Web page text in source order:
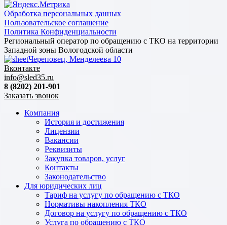
Обработка персональных данных
Пользовательское соглашение
Политика Конфиденциальности
Региональный оператор по обращению с ТКО на территории
Западной зоны Вологодской области
Череповец, Менделеева 10
Вконтакте
info@sled35.ru
8 (8202) 201-901
Заказать звонок
Компания
История и достижения
Лицензии
Вакансии
Реквизиты
Закупка товаров, услуг
Контакты
Законодательство
Для юридических лиц
Тариф на услугу по обращению с ТКО
Нормативы накопления ТКО
Договор на услугу по обращению с ТКО
Услуга по обращению с ТКО